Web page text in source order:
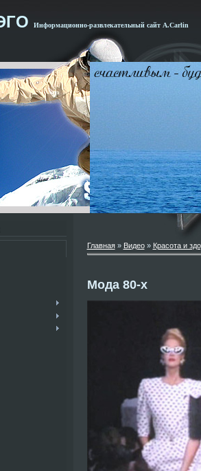
Информационно-развлекательный сайт А.Carlin
Главная» Видео» Красота и
Мода 80-х